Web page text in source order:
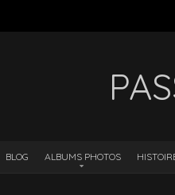
BLOG ALBUMS PHOTOS